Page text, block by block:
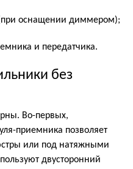
оснащении диммером);
и передатчика.
без
Во-первых,
приемника позволяет
или под натяжными
двусторонний